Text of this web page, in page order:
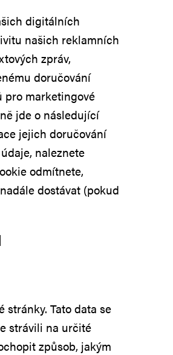
digitálních
našich reklamních
zpráv,
doručování
pro marketingové
jde o následující
jejich doručování
naleznete
odmítnete,
dostávat (pokud
stránky. Tato data se
strávili na určité
způsob, jakým